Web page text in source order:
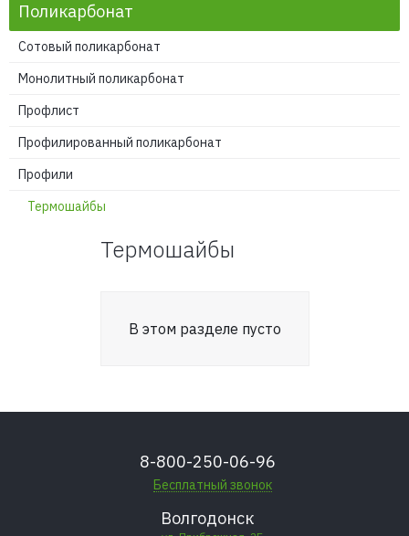
Поликарбонат
Сотовый поликарбонат
Монолитный поликарбонат
Профлист
Профилированный поликарбонат
Профили
Термошайбы
Термошайбы
В этом разделе пусто
8-800-250-06-96
Бесплатный звонок
Волгодонск